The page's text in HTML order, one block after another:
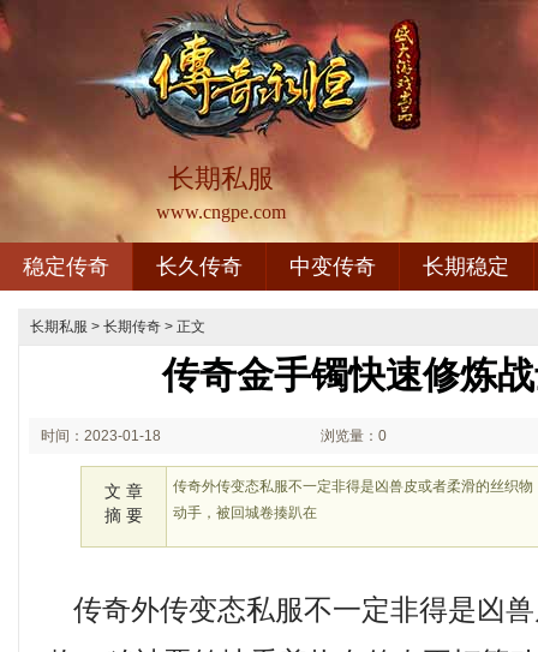
长期私服
www.cngpe.com
稳定传奇 长久传奇 中变传奇 长期稳定
长期私服 > 长期传奇 > 正文
传奇金手镯快速修炼
时间：2023-01-18 浏览量：0
文 章
摘 要
传奇外传变态私服不一定非得是凶兽皮或者柔滑的丝织
动手，被回城卷揍趴在
传奇外传变态私服不一定非得是凶